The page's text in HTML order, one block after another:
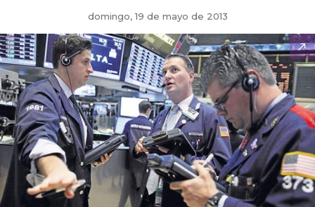
domingo, 19 de mayo de 2013